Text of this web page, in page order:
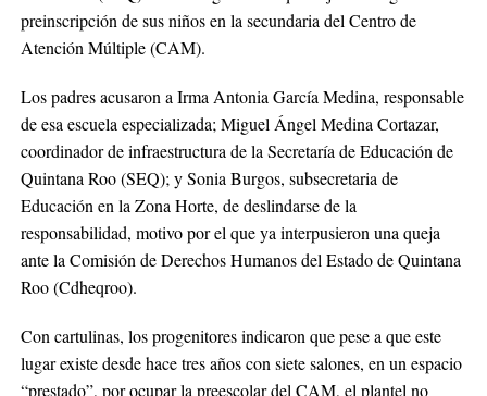
preinscripción de sus niños en la secundaria del Centro de
Atención Múltiple (CAM).
Los padres acusaron a Irma Antonia García Medina, responsable
de esa escuela especializada; Miguel Ángel Medina Cortazar,
coordinador de infraestructura de la Secretaría de Educación de
Quintana Roo (SEQ); y Sonia Burgos, subsecretaria de
Educación en la Zona Horte, de deslindarse de la
responsabilidad, motivo por el que ya interpusieron una queja
ante la Comisión de Derechos Humanos del Estado de Quintana
Roo (Cdheqroo).
Con cartulinas, los progenitores indicaron que pese a que este
lugar existe desde hace tres años con siete salones, en un espacio
“prestado”, por ocupar la preescolar del CAM, el plantel no